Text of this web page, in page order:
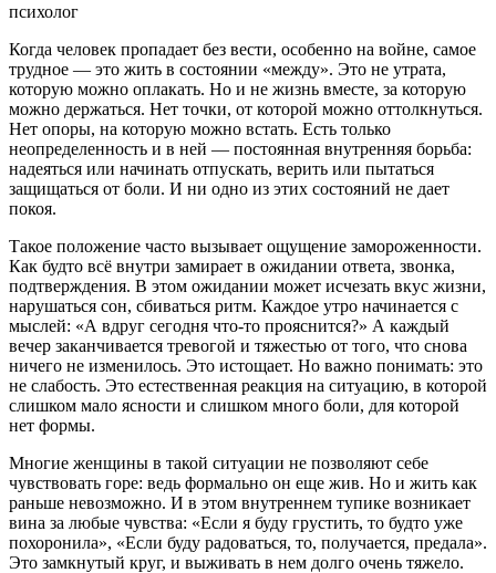
психолог
Когда человек пропадает без вести, особенно на войне, самое
трудное — это жить в состоянии «между». Это не утрата,
которую можно оплакать. Но и не жизнь вместе, за которую
можно держаться. Нет точки, от которой можно оттолкнуться.
Нет опоры, на которую можно встать. Есть только
неопределенность и в ней — постоянная внутренняя борьба:
надеяться или начинать отпускать, верить или пытаться
защищаться от боли. И ни одно из этих состояний не дает
покоя.
Такое положение часто вызывает ощущение замороженности.
Как будто всё внутри замирает в ожидании ответа, звонка,
подтверждения. В этом ожидании может исчезать вкус жизни,
нарушаться сон, сбиваться ритм. Каждое утро начинается с
мыслей: «А вдруг сегодня что-то прояснится?» А каждый
вечер заканчивается тревогой и тяжестью от того, что снова
ничего не изменилось. Это истощает. Но важно понимать: это
не слабость. Это естественная реакция на ситуацию, в которой
слишком мало ясности и слишком много боли, для которой
нет формы.
Многие женщины в такой ситуации не позволяют себе
чувствовать горе: ведь формально он еще жив. Но и жить как
раньше невозможно. И в этом внутреннем тупике возникает
вина за любые чувства: «Если я буду грустить, то будто уже
похоронила», «Если буду радоваться, то, получается, предала».
Это замкнутый круг, и выживать в нем долго очень тяжело.